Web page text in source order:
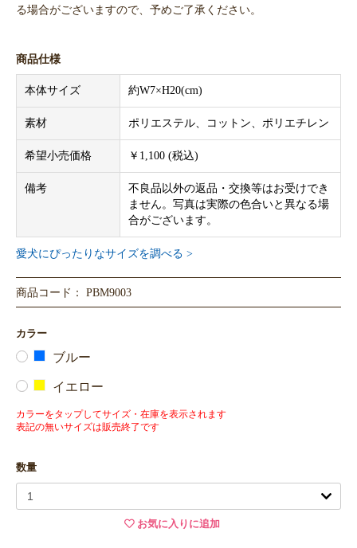
る場合がございますので、予めご了承ください。
商品仕様
本体サイズ 約W7×H20(cm)
素材 ポリエステル、コットン、ポリエチレン
希望小売価格 ￥1,100 (税込)
備考
不良品以外の返品・交換等はお受けでき
ません。写真は実際の色合いと異なる場
合がございます。
愛犬にぴったりなサイズを調べる >
商品コード： PBM9003
カラー
ブルー
イエロー
カラーをタップしてサイズ・在庫を表示されます
表記の無いサイズは販売終了です
数量
お気に入りに追加